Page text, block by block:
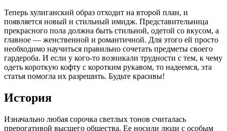
Теперь хулиганский образ отходит на второй план, и
появляется новый и стильный имидж. Представительница
прекрасного пола должна быть стильной, одетой со вкусом, а
главное — женственной и романтичной. Для этого ей просто
необходимо научиться правильно сочетать предметы своего
гардероба. И если у кого-то возникали трудности с тем, к чему
одеть короткую кофту с коротким рукавом, то надеемся, эта
статья помогла их разрешить. Будьте красивы!
История
Изначально любая сорочка светлых тонов считалась
прерогативой высшего общества. Ее носили люди с особым